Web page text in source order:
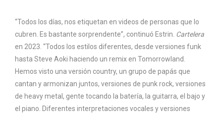
“Todos los días, nos etiquetan en videos de personas que lo
cubren. Es bastante sorprendente”, continuó Estrin. Cartelera
en 2023. “Todos los estilos diferentes, desde versiones funk
hasta Steve Aoki haciendo un remix en Tomorrowland.
Hemos visto una versión country, un grupo de papás que
cantan y armonizan juntos, versiones de punk rock, versiones
de heavy metal, gente tocando la batería, la guitarra, el bajo y
el piano. Diferentes interpretaciones vocales y versiones